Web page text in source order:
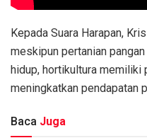
Kepada Suara Harapan,
meskipun pertanian
hidup, hortikultura
meningkatkan pendapatan
Baca Juga